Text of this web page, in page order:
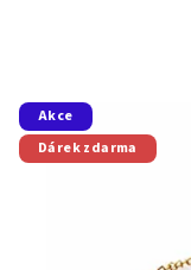
Akce
Dárek zdarma